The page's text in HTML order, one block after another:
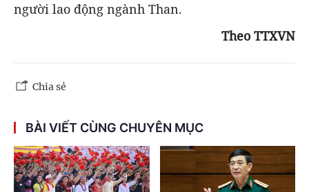
người lao động ngành Than.
Theo TTXVN
Chia sẻ
BÀI VIẾT CÙNG CHUYÊN MỤC